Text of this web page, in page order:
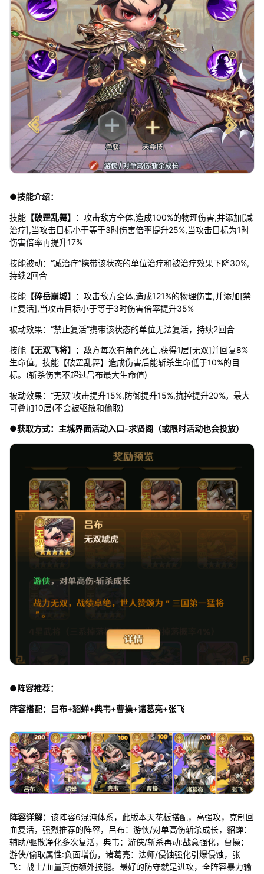
●技能介绍：
技能【破罡乱舞】
：攻击敌方全体,造成100%的物理伤害,并添加[减
治疗],当攻击目标小于等于3时伤害倍率提升25%,当攻击目标为1时
伤害倍率再提升17%
技能被动：“减治疗”携带该状态的单位治疗和被治疗效果下降30%,
持续2回合
技能【碎岳崩城】
：攻击敌方全体,造成121%的物理伤害,并添加[禁
止复活],当攻击目标小于等于3时伤害倍率提升35%
被动效果：“禁止复活”携带该状态的单位无法复活，持续2回合
技能【无双飞将】
：敌方每次有角色死亡,获得1层[无双]并回复8%
生命值。技能【破罡乱舞】造成伤害后能斩杀生命低于10%的目
标。(斩杀伤害不超过吕布最大生命值)
被动效果：“无双”攻击提升15%,防御提升15%,抗控提升20%。最大
可叠加10层(不会被驱散和偷取)
●获取方式：主城界面活动入口-求贤阁（或限时活动也会投放）
●阵容推荐：
阵容搭配：吕布+貂蝉+典韦+曹操+诸葛亮+张飞
阵容详解： 该阵容6混沌体系，此版本天花板搭配，高强攻，克制回
血复活，强烈推荐的阵容，吕布：游侠/对单高伤斩杀成长，貂蝉：
辅助/驱散净化多次复活，典韦：游侠/斩杀再动:战意强化，曹操：
游侠/偷取属性:负面增伤，诸葛亮：法师/侵蚀强化引爆侵蚀，张
飞：战士/血量真伤额外技能。最好的防守就是进攻，全阵容暴力输